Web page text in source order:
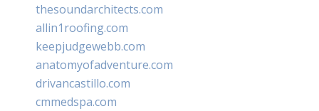
thesoundarchitects.com
allin1roofing.com
keepjudgewebb.com
anatomyofadventure.com
drivancastillo.com
cmmedspa.com